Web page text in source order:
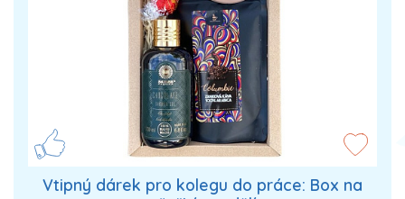
Vtipný dárek pro kolegu do práce: Box na